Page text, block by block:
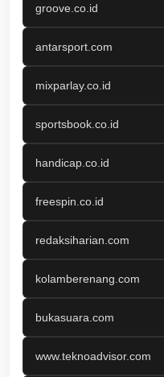
groove.co.id
antarsport.com
mixparlay.co.id
sportsbook.co.id
handicap.co.id
freespin.co.id
redaksiharian.com
kolamberenang.com
bukasuara.com
www.teknoadvisor.com